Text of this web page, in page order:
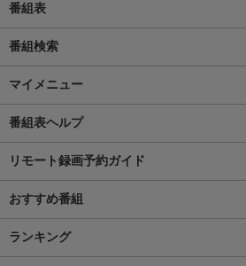
番組表
番組検索
マイメニュー
番組表ヘルプ
リモート録画予約ガイド
おすすめ番組
ランキング